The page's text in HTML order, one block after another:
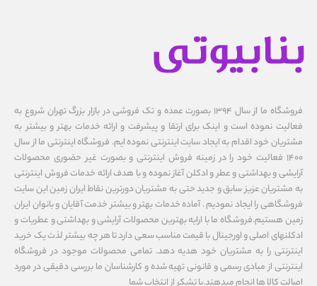
فروشگاه ما از سال ۱۳۹۴ بصورت عمده و تک فروشی در بازار بزرگ تهران شروع به
فعالیت نموده است و اینک برای ارتقا و پیشرفت و ارائه خدمات بهتر و بیشتر به
مشتریان خود اقدام به ایجاد سایت اینترنتی نموده ایم. فروشگاه اینترنتی ما از سال
1400 فعالیت خود را در زمینه فروش اینترنتی و بصورت غیر حضوری محصولات
آرایشی و بهداشتی و عطر و ادکلن آغاز نموده و با هدف ارائه خدمات فروش اینترنتی
به مشتریان عزیز سابق و جدید حتی به مشتریان دورترین نقاط ایران زمین این سایت
فروشگاهی را ایجاد نمودیم . آماده خدمات بهتر و بیشتر خدمت آقایان و بانوان ایران
زمین هستیم.فروشگاه ما با ارایه بهترین محصولات آرایشی و بهداشتی و عطریات و
ادکلنهای اصلی و اورجینال با قیمت مناسب سعی دارد تا هر چه بیشتر لذت یک خرید
اینترنتی را به مشتریان خود هدیه دهد. تمامی محصولات موجود در فروشگاه
اینترنتی از مبادی رسمی و قانونی تهیه شده و کارشناسان ما بررسی دقیقی در مورد
اصالت کالا ها انجام میدهند.با تشکر از انتخاب شما